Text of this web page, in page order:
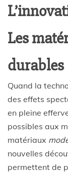
Les
durables
Quand la
des effets
en pleine
possibles aux
matériaux
nouvelles
permettent de